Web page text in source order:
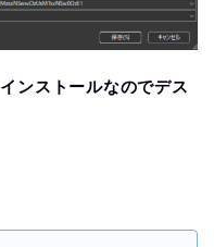
インストールなのでデス